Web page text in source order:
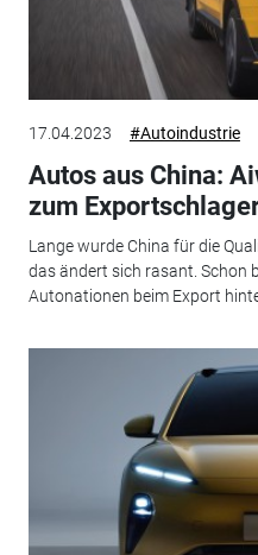
17.04.2023 #Autoindustrie
Autos aus China:
zum
Lange wurde China für die
das ändert sich rasant. Schon
Autonationen beim Export